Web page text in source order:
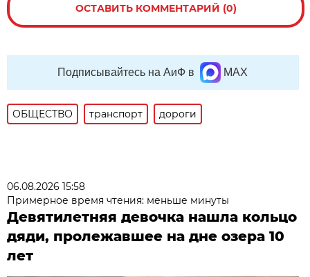
ОСТАВИТЬ КОММЕНТАРИЙ (0)
Подписывайтесь на АиФ в MAX
ОБЩЕСТВО транспорт дороги
06.08.2026 15:58
Примерное время чтения: меньше минуты
Девятилетняя девочка нашла кольцо
дяди, пролежавшее на дне озера 10
лет